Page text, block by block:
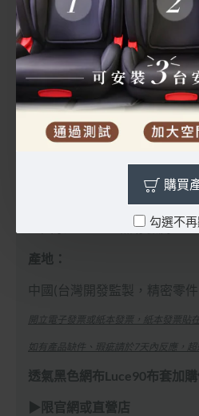
購買
勾選不
LUCE90為I+II+III組別，適用
贈一對導軌器、安裝說明書(
鋼骨結構，強度加強，安全性
可拆卸杯架，可放置水杯、玩
臀部加裝PU吸震泡棉墊
10段頭靠與肩帶高度調整
布套可拆洗，布料通過歐盟
過國家CNS4797無毒檢測
產地：
中國(台灣開發監製，精密零
開立電子發票或紙本發票，紙本發票貼
如有產品缺件、瑕疵請於7天內反應，超
透氣黑色網布Luce90布套加
▶限官網或直營店